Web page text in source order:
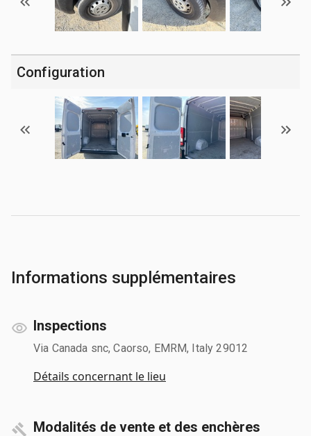
Configuration
Informations supplémentaires
Inspections
Via Canada snc, Caorso, EMRM, Italy 29012
Détails concernant le lieu
Modalités de vente et des enchères